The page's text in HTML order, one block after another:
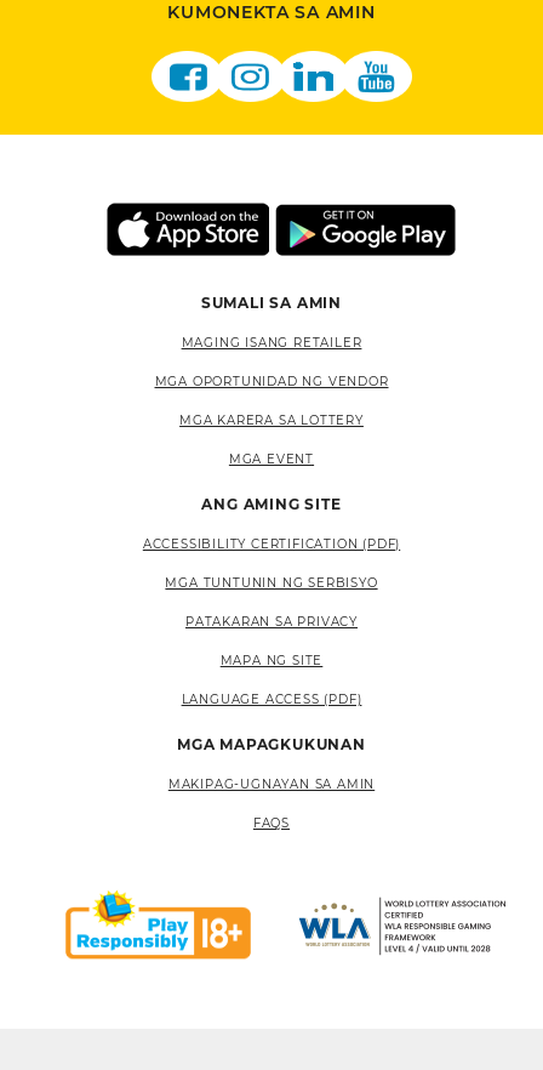
KUMONEKTA SA AMIN
SUMALI SA AMIN
MAGING ISANG RETAILER
MGA OPORTUNIDAD NG VENDOR
MGA KARERA SA LOTTERY
MGA EVENT
ANG AMING SITE
ACCESSIBILITY CERTIFICATION (PDF)
MGA TUNTUNIN NG SERBISYO
PATAKARAN SA PRIVACY
MAPA NG SITE
LANGUAGE ACCESS (PDF)
MGA MAPAGKUKUNAN
MAKIPAG-UGNAYAN SA AMIN
FAQS